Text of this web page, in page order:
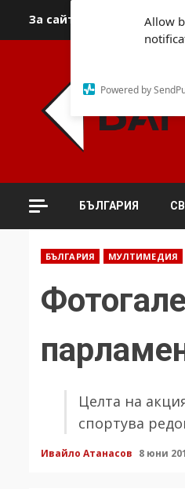
Allow
Powered by
За сайта За
БЪЛГАРИЯ
БЪЛГАРИЯ МУЛТИМЕДИЯ
Целта на
спортува
Ивайло Атанасов 8 юни